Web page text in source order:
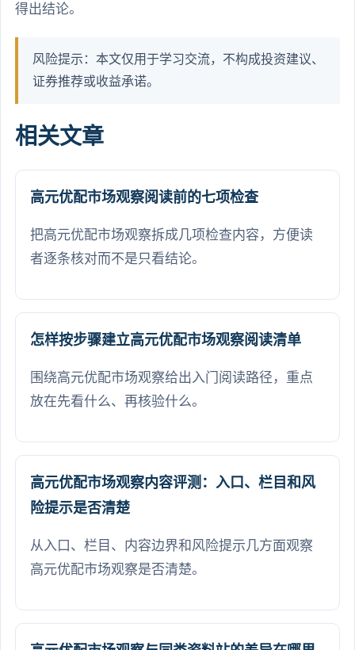
得出结论。
风险提示：本文仅用于学习交流，不构成投资建议、
证券推荐或收益承诺。
相关文章
高元优配市场观察阅读前的七项检查
把高元优配市场观察拆成几项检查内容，方便读
者逐条核对而不是只看结论。
怎样按步骤建立高元优配市场观察阅读清单
围绕高元优配市场观察给出入门阅读路径，重点
放在先看什么、再核验什么。
高元优配市场观察内容评测：入口、栏目和风
险提示是否清楚
从入口、栏目、内容边界和风险提示几方面观察
高元优配市场观察是否清楚。